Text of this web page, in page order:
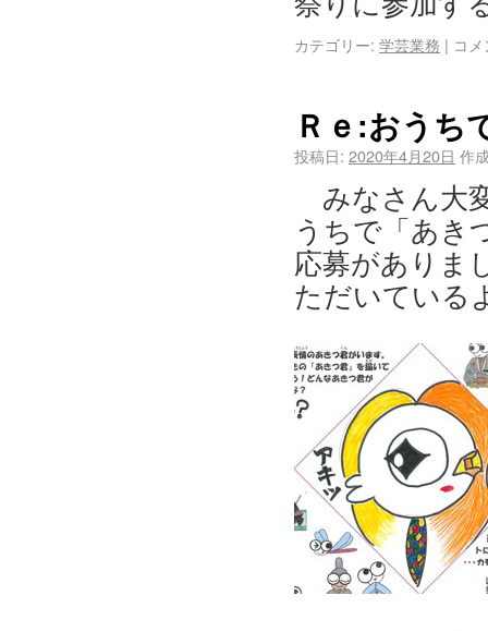
カテゴリー: 学芸業務 | コ
Ｒｅ:おう
投稿日: 2020年4月20日 作
みなさん大
うちで「あき
応募がありま
ただいている